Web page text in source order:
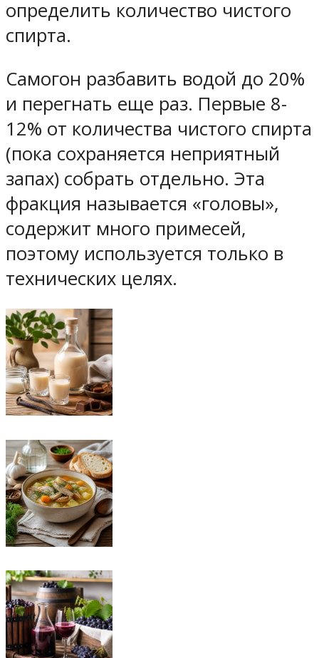
определить количество чистого
спирта.
Самогон разбавить водой до 20%
и перегнать еще раз. Первые 8-
12% от количества чистого спирта
(пока сохраняется неприятный
запах) собрать отдельно. Эта
фракция называется «головы»,
содержит много примесей,
поэтому используется только в
технических целях.